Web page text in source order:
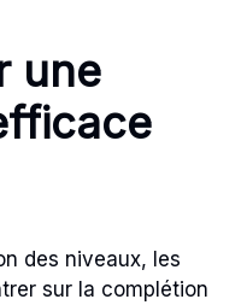
une
des niveaux, les
sur la complétion